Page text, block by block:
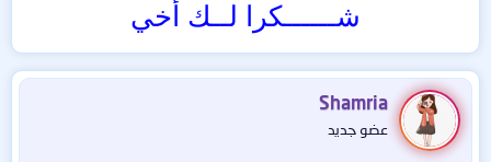
شــــــكرا لــك أخي
Shamria
عضو جديد